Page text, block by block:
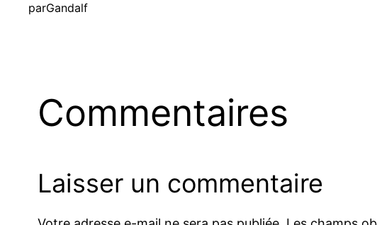
parGandalf
Commentaires
Laisser un commentaire